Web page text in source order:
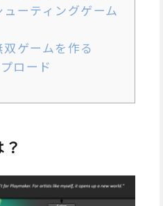
ューティングゲーム
双ゲームを作る
ロード